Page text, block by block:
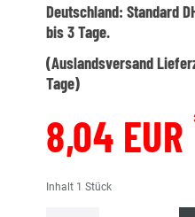
Deutschland:Standard
bis 3 Tage.
(Auslandsversand
Tage)
8,04 EUR
Inhalt 1Stück